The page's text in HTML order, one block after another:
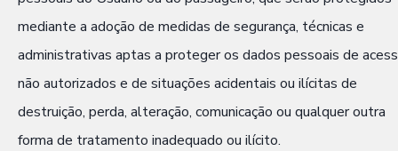
mediante a adoção de medidas de segurança, técnicas e
administrativas aptas a proteger os dados pessoais de
não autorizados e de situações acidentais ou ilícitas de
destruição, perda, alteração, comunicação ou qualquer outra
forma de tratamento inadequado ou ilícito.